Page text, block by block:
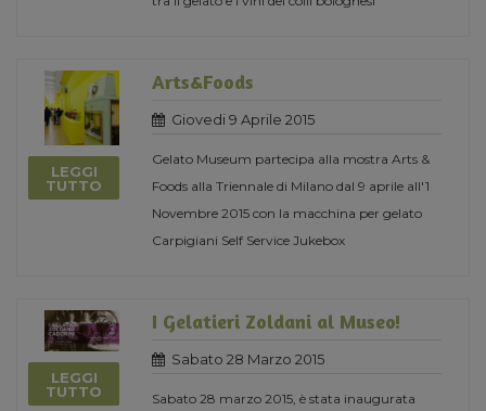
LEGGI
TUTTO
Arts&Foods
Giovedi 9 Aprile 2015
Gelato Museum partecipa alla mostra Arts &
Foods alla Triennale di Milano dal 9 aprile all'1
Novembre 2015 con la macchina per gelato
Carpigiani Self Service Jukebox
LEGGI
TUTTO
I Gelatieri Zoldani al Museo!
Sabato 28 Marzo 2015
Sabato 28 marzo 2015, è stata inaugurata